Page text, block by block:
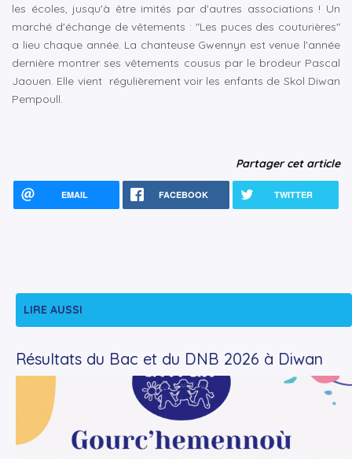
les écoles, jusqu'à être imités par d'autres associations ! Un
marché d'échange de vêtements : "Les puces des couturières"
a lieu chaque année. La chanteuse Gwennyn est venue l'année
dernière montrer ses vêtements cousus par le brodeur Pascal
Jaouen. Elle vient régulièrement voir les enfants de Skol Diwan
Pempoull.
Partager cet article
EMAIL FACEBOOK TWITTER
LIRE AUSSI
Résultats du Bac et du DNB 2026 à Diwan
+Lire la suite